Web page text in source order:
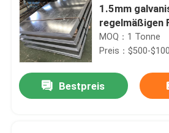
1.5mm
regelmäßigen
Stahlblech-
MOQ：1 Tonne
Preis：$500-
Bestpreis